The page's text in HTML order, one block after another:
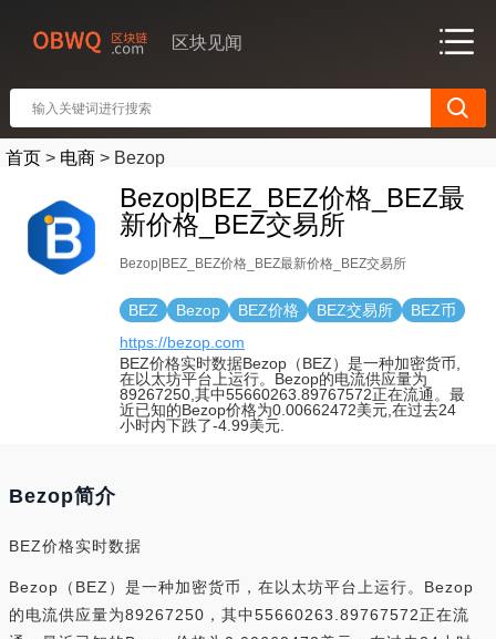
区块见闻
首页 > 电商 > Bezop
Bezop|BEZ_BEZ价格_BEZ最
新价格_BEZ交易所
Bezop|BEZ_BEZ价格_BEZ最新价格_BEZ交易所
BEZ Bezop BEZ价格 BEZ交易所
BEZ币
https://bezop.com
BEZ价格实时数据Bezop（BEZ）是一种加密货币,
在以太坊平台上运行。Bezop的电流供应量为
89267250,其中55660263.89767572正在流通。最
近已知的Bezop价格为0.00662472美元,在过去24
小时内下跌了-4.99美元.
Bezop简介
BEZ价格实时数据
Bezop（BEZ）是一种加密货币，在以太坊平台上运行。Bezop
的电流供应量为89267250，其中55660263.89767572正在流